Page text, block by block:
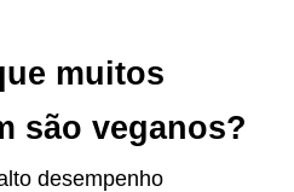
muitos
são veganos?
desempenho